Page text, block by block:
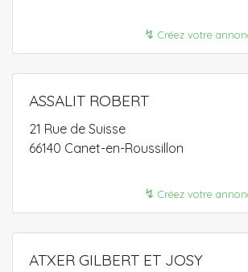
↯ Créez votre
ASSALIT ROBERT
21 Rue de Suisse
66140 Canet-en-Roussillon
↯ Créez votre
ATXER GILBERT ET JOSY